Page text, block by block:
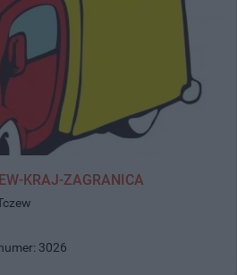
KRAJ-ZAGRANICA
3026